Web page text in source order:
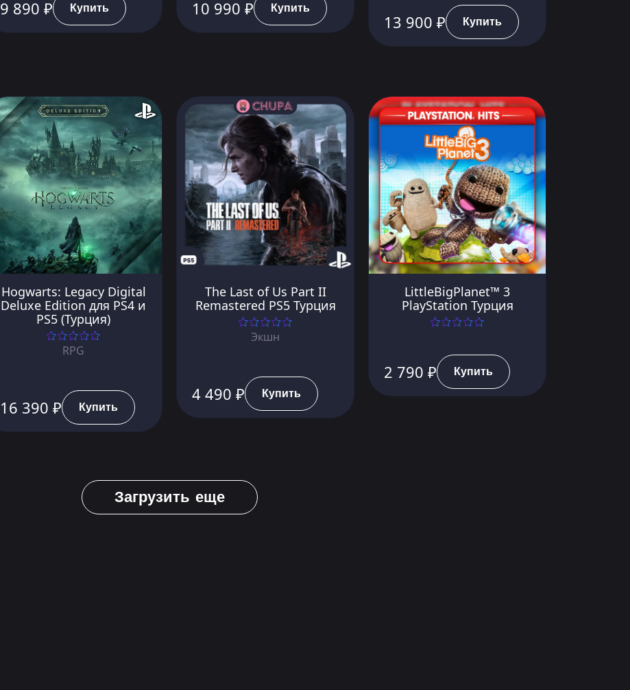
9 890 ₽ Купить 10 990 ₽ Купить
13 900 ₽ Купить
Hogwarts: Legacy Digital
Deluxe Edition для PS4 и
PS5 (Турция)
RPG
16 390 ₽ Купить
The Last of Us Part II
Remastered PS5 Турция
Экшн
4 490 ₽ Купить
LittleBigPlanet™ 3
PlayStation Турция
2 790 ₽ Купить
Загрузить еще